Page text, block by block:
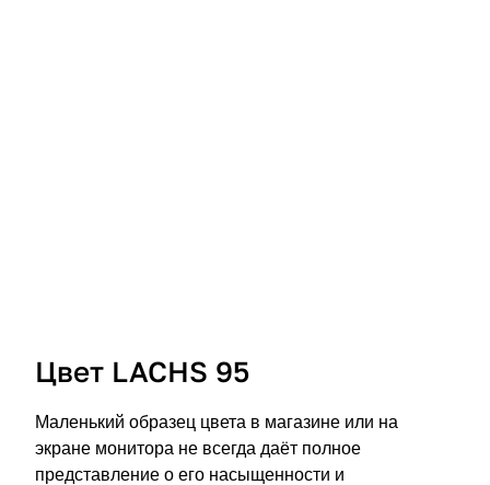
Цвет LACHS 95
Маленький образец цвета в магазине или на
экране монитора не всегда даёт полное
представление о его насыщенности и